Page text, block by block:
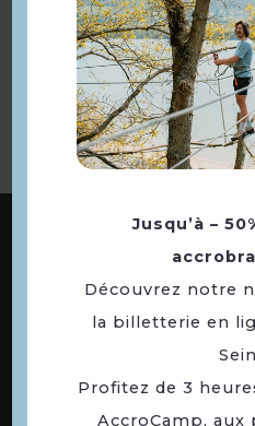
à la
ABONNEZ-VOUS À
73
DE NOTRE
Jusqu’à –
Découvrez notre
la billetterie en
Profitez de 3
AccroCamp, aux